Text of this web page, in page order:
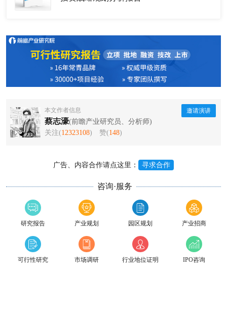
本文作者信息
蔡志濠(前瞻产业研究员、分析师)
关注(12323108) 赞(148)
邀请演讲
广告、内容合作请点这里： 寻求合作
咨询·服务
研究报告 产业规划 园区规划 产业招商
可行性研究 市场调研 行业地位证明 IPO咨询